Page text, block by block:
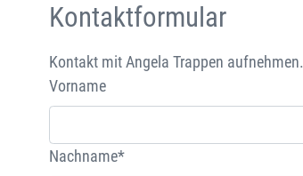
Kontaktformular
Kontakt mit Angela Trappen aufnehmen.
Vorname
Nachname*